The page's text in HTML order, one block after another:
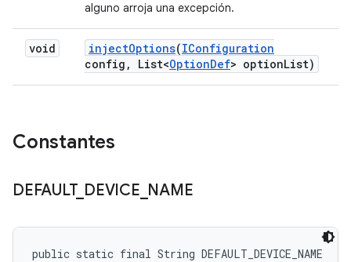
alguno arroja una excepción.
void injectOptions(IConfiguration
config , List<OptionDef> optionList)
Constantes
DEFAULT_ DEVICE NAME
public static final String DEFAULT_DEVICE_NAME